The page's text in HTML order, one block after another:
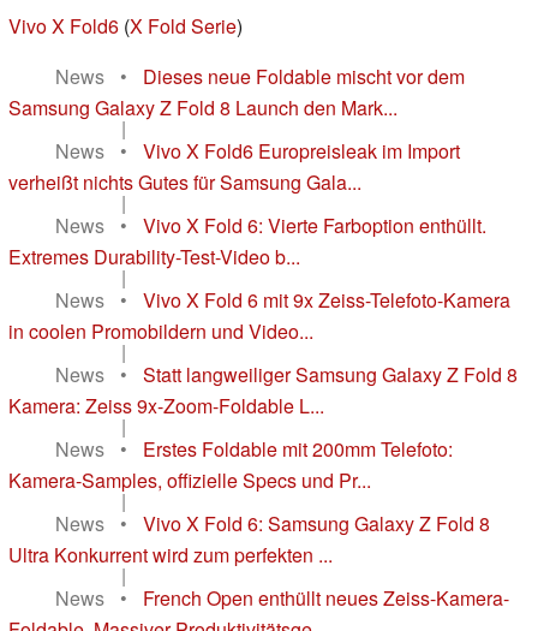
Vivo X Fold6 (X Fold Serie)
News
•
Dieses neue Foldable mischt vor dem
Samsung Galaxy Z Fold 8 Launch den Mark...
|
News
•
Vivo X Fold6 Europreisleak im Import
verheißt nichts Gutes für Samsung Gala...
|
News
•
Vivo X Fold 6: Vierte Farboption enthüllt.
Extremes Durability-Test-Video b...
|
News
•
Vivo X Fold 6 mit 9x Zeiss-Telefoto-Kamera
in coolen Promobildern und Video...
|
News
•
Statt langweiliger Samsung Galaxy Z Fold 8
Kamera: Zeiss 9x-Zoom-Foldable L...
|
News
•
Erstes Foldable mit 200mm Telefoto:
Kamera-Samples, offizielle Specs und Pr...
|
News
•
Vivo X Fold 6: Samsung Galaxy Z Fold 8
Ultra Konkurrent wird zum perfekten ...
|
News
•
French Open enthüllt neues Zeiss-Kamera-